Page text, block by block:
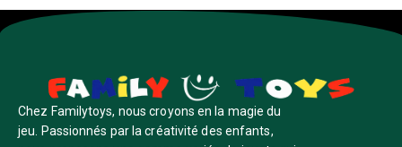
Chez Familytoys, nous croyons en la magie du
jeu. Passionnés par la créativité des enfants,